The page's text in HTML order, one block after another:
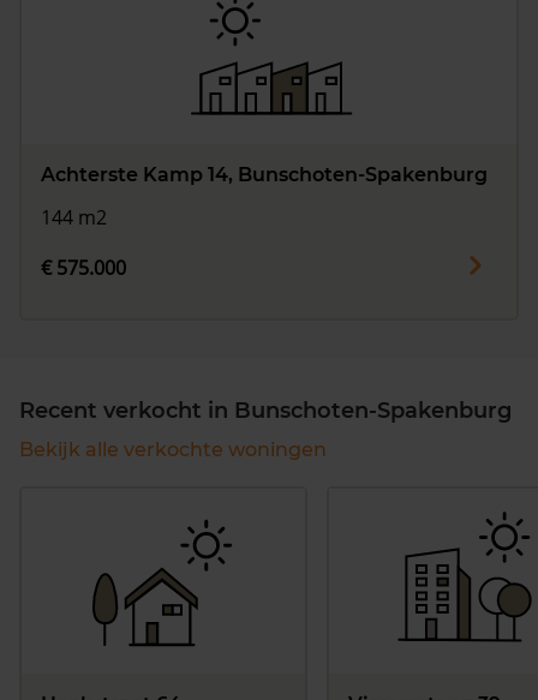
Achterste Kamp 14, Bunschoten-Spakenburg
144 m2
€ 575.000
Recent verkocht in Bunschoten-Spakenburg
Bekijk alle verkochte woningen